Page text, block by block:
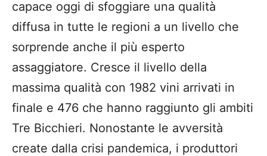
capace oggi di sfoggiare una qualità
diffusa in tutte le regioni a un livello che
sorprende anche il più esperto
assaggiatore. Cresce il livello della
massima qualità con 1982 vini arrivati in
finale e 476 che hanno raggiunto gli ambiti
Tre Bicchieri. Nonostante le avversità
create dalla crisi pandemica, i produttori